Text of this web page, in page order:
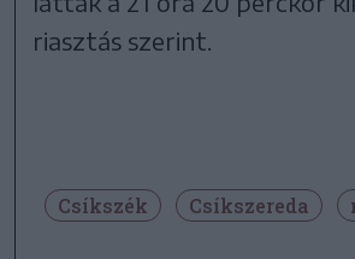
riasztás szerint.
Csíkszék Csíkszereda